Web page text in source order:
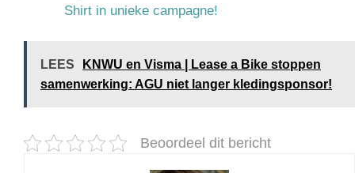
Shirt in unieke campagne!
LEES
KNWU en Visma | Lease a Bike stoppen
samenwerking: AGU niet langer kledingsponsor!
Beoordeel dit bericht